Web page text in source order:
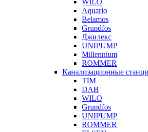
WILO
Aquario
Belamos
Grundfos
Джилекс
UNIPUMP
Millennium
ROMMER
Канализационные
TIM
DAB
WILO
Grundfos
UNIPUMP
ROMMER